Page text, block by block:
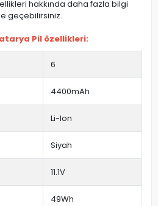
hakkında daha fazla bilgi
geçebilirsiniz.
Pil özellikleri:
6
4400mAh
Li-Ion
Siyah
11.1V
49Wh